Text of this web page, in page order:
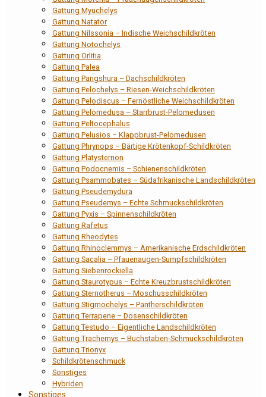
Gattung Myuchelys
Gattung Natator
Gattung Nilssonia – Indische Weichschildkröten
Gattung Notochelys
Gattung Orlitia
Gattung Palea
Gattung Pangshura – Dachschildkröten
Gattung Pelochelys – Riesen-Weichschildkröten
Gattung Pelodiscus – Fernöstliche Weichschildkröten
Gattung Pelomedusa – Starrbrust-Pelomedusen
Gattung Peltocephalus
Gattung Pelusios – Klappbrust-Pelomedusen
Gattung Phrynops – Bärtige Krötenkopf-Schildkröten
Gattung Platysternon
Gattung Podocnemis – Schienenschildkröten
Gattung Psammobates – Südafrikanische Landschildkröten
Gattung Pseudemydura
Gattung Pseudemys – Echte Schmuckschildkröten
Gattung Pyxis – Spinnenschildkröten
Gattung Rafetus
Gattung Rheodytes
Gattung Rhinoclemmys – Amerikanische Erdschildkröten
Gattung Sacalia – Pfauenaugen-Sumpfschildkröten
Gattung Siebenrockiella
Gattung Staurotypus – Echte Kreuzbrustschildkröten
Gattung Sternotherus – Moschusschildkröten
Gattung Stigmochelys – Pantherschildkröten
Gattung Terrapene – Dosenschildkröten
Gattung Testudo – Eigentliche Landschildkröten
Gattung Trachemys – Buchstaben-Schmuckschildkröten
Gattung Trionyx
Schildkrötenschmuck
Sonstiges
Hybriden
Sonstiges